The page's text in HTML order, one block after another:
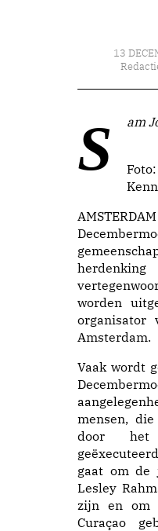
13
Sam
worden
organisator
Amsterdam.
Vaak wordt
mensen,
door het
gaat om de
Lesley
zijn en om
Curaçao